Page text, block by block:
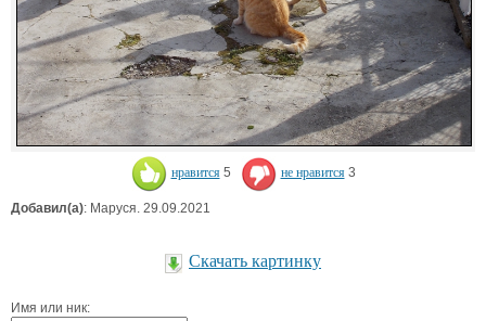
нравится 5 не нравится 3
Добавил(а): Маруся. 29.09.2021
Скачать картинку
Имя или ник: